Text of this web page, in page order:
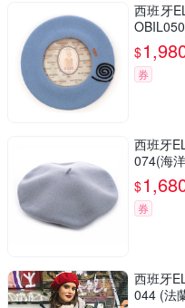
西班牙
$
券
西班牙
074(海
$
券
西班牙
044 (法